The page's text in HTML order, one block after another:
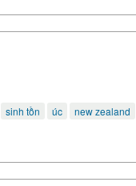
sinh tồn úc
new zealand